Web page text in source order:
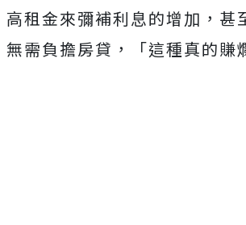
高租金來彌補利息的增加，甚
無需負擔房貸，「這種真的賺